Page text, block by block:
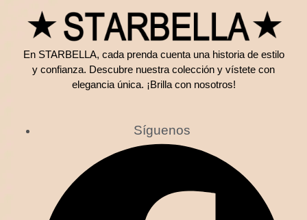
En STARBELLA, cada prenda cuenta una historia de estilo
y confianza. Descubre nuestra colección y vístete con
elegancia única. ¡Brilla con nosotros!
Síguenos